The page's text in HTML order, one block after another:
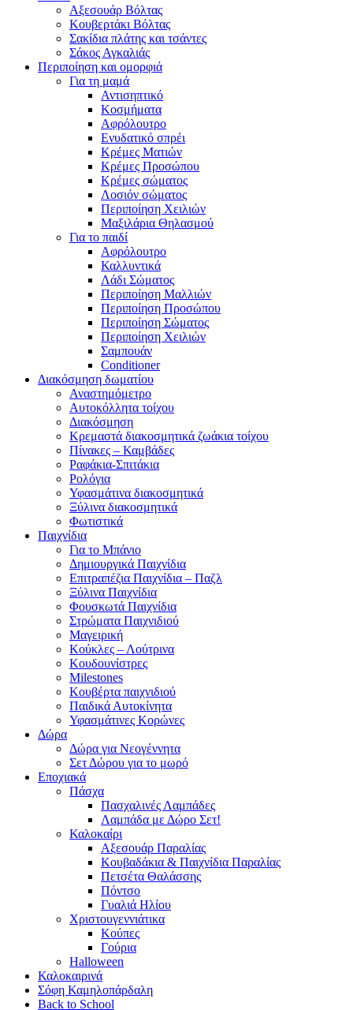
Αξεσουάρ Βόλτας
Κουβερτάκι Βόλτας
Σακίδια πλάτης και τσάντες
Σάκος Αγκαλιάς
Περιποίηση και ομορφιά
Για τη μαμά
Αντισηπτικό
Κοσμήματα
Αφρόλουτρο
Ενυδατικό σπρέι
Κρέμες Ματιών
Κρέμες Προσώπου
Κρέμες σώματος
Λοσιόν σώματος
Περιποίηση Χειλιών
Μαξιλάρια Θηλασμού
Για το παιδί
Αφρόλουτρο
Καλλυντικά
Λάδι Σώματος
Περιποίηση Μαλλιών
Περιποίηση Προσώπου
Περιποίηση Σώματος
Περιποίηση Χειλιών
Σαμπουάν
Conditioner
Διακόσμηση δωματίου
Αναστημόμετρο
Αυτοκόλλητα τοίχου
Διακόσμηση
Κρεμαστά διακοσμητικά ζωάκια τοίχου
Πίνακες – Καμβάδες
Ραφάκια-Σπιτάκια
Ρολόγια
Υφασμάτινα διακοσμητικά
Ξύλινα διακοσμητικά
Φωτιστικά
Παιχνίδια
Για το Μπάνιο
Δημιουργικά Παιχνίδια
Επιτραπέζια Παιχνίδια – Παζλ
Ξύλινα Παιχνίδια
Φουσκωτά Παιχνίδια
Στρώματα Παιχνιδιού
Μαγειρική
Κούκλες – Λούτρινα
Κουδουνίστρες
Milestones
Κουβέρτα παιχνιδιού
Παιδικά Αυτοκίνητα
Υφασμάτινες Κορώνες
Δώρα
Δώρα για Νεογέννητα
Σετ Δώρου για το μωρό
Εποχιακά
Πάσχα
Πασχαλινές Λαμπάδες
Λαμπάδα με Δώρο Σετ!
Καλοκαίρι
Αξεσουάρ Παραλίας
Κουβαδάκια & Παιχνίδια Παραλίας
Πετσέτα Θαλάσσης
Πόντσο
Γυαλιά Ηλίου
Χριστουγεννιάτικα
Κούπες
Γούρια
Halloween
Καλοκαιρινά
Σόφη Καμηλοπάρδαλη
Back to School